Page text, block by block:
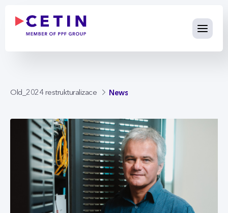
Old_2024 restrukturalizace News